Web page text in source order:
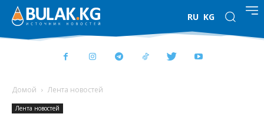
RU KG
Домой Лента новостей
Лента новостей